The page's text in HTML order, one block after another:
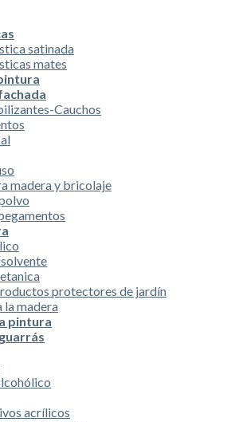
satinada
mates
Cauchos
madera y bricolaje
protectores de jardín
la madera
pintura
acrílicos